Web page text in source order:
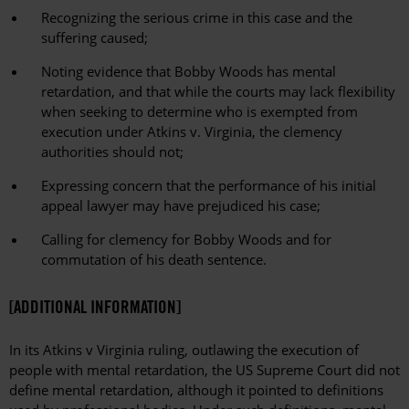
Recognizing the serious crime in this case and the
suffering caused;
Noting evidence that Bobby Woods has mental
retardation, and that while the courts may lack flexibility
when seeking to determine who is exempted from
execution under Atkins v. Virginia, the clemency
authorities should not;
Expressing concern that the performance of his initial
appeal lawyer may have prejudiced his case;
Calling for clemency for Bobby Woods and for
commutation of his death sentence.
[ADDITIONAL INFORMATION]
In its Atkins v Virginia ruling, outlawing the execution of
people with mental retardation, the US Supreme Court did not
define mental retardation, although it pointed to definitions